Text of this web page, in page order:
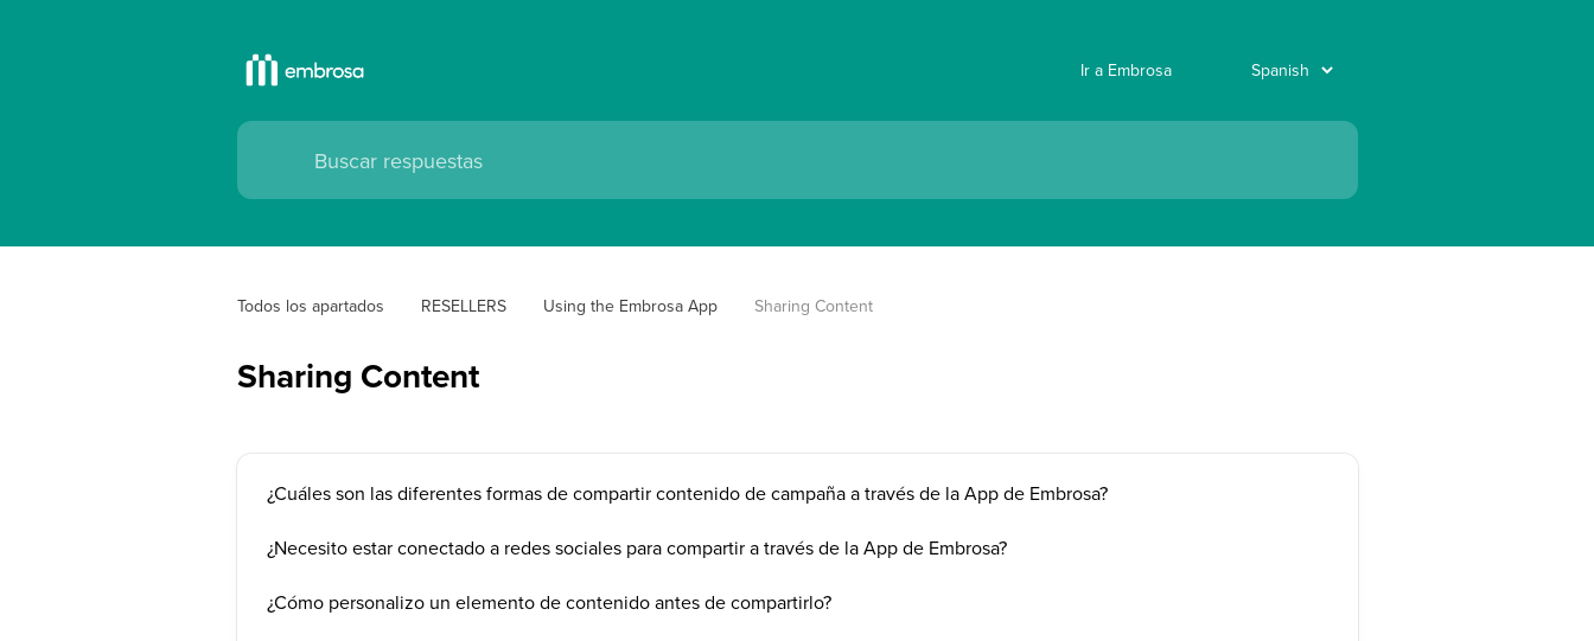
Ir a Embrosa
Todos los apartados RESELLERS Using the Embrosa App Sharing Content
Sharing Content
¿Cuáles son las diferentes formas de compartir contenido de campaña a través de la App de Embrosa?
¿Necesito estar conectado a redes sociales para compartir a través de la App de Embrosa?
¿Cómo personalizo un elemento de contenido antes de compartirlo?